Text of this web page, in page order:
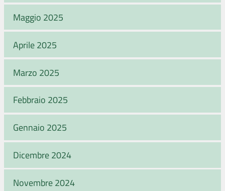
Maggio 2025
Aprile 2025
Marzo 2025
Febbraio 2025
Gennaio 2025
Dicembre 2024
Novembre 2024